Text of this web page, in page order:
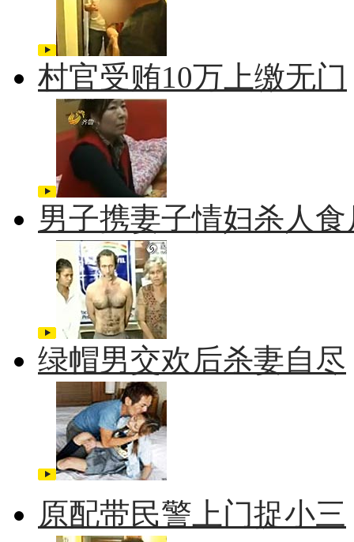
村官受贿10万上缴无门
男子携妻子情妇杀人食
绿帽男交欢后杀妻自尽
原配带民警上门捉小三